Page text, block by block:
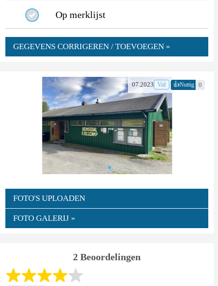
Op merklijst
GEGEVENS CORRIGEREN / TOEVOEGEN »
07.2023 Val 👍Nuttig 0
FOTO'S UPLOADEN
FOTO GALERIJ »
2 Beoordelingen